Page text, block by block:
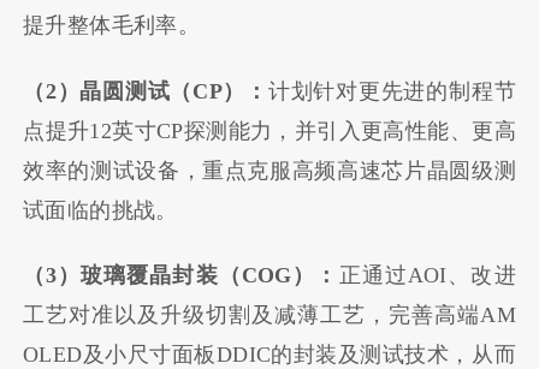
提升整体毛利率。
（2）晶圆测试（CP）： 计划针对更先进的制程节
点提升12英寸CP探测能力，并引入更高性能、更高
效率的测试设备，重点克服高频高速芯片晶圆级测
试面临的挑战。
（3）玻璃覆晶封装（COG）： 正通过AOI、改进
工艺对准以及升级切割及减薄工艺，完善高端AM
OLED及小尺寸面板DDIC的封装及测试技术，从而